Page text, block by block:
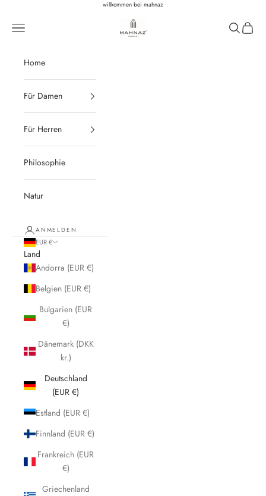
willkommen bei mahnaz
Mahnaz Biomedicals
Navigationsmenü öffnen Suche
Home
Für Damen
Für Herren
Philosophie
Natur
ANMELDEN
EUR €
Land
Andorra (EUR €)
Belgien (EUR €)
Bulgarien (EUR
€)
Dänemark (DKK
kr.)
Deutschland
(EUR €)
Estland (EUR €)
Finnland (EUR €)
Frankreich (EUR
€)
Griechenland